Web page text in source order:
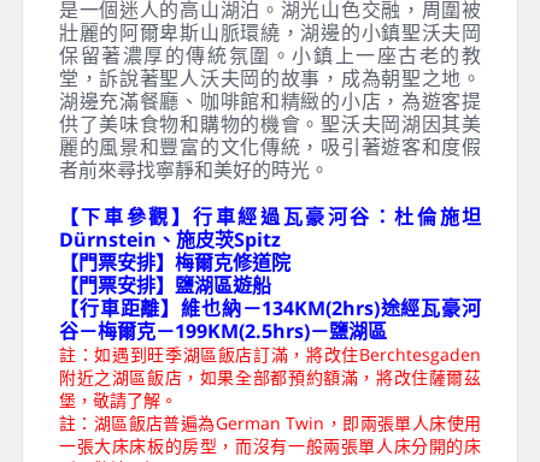
薩爾茲甘馬格特鹽湖區 Salzkammergut
整個鹽湖區由12個大小湖泊串連，像一串美麗的
珍珠，得天獨厚的自然景觀，夏天可從事潛水，
冬天則可滑雪，一年四季有許多遊客來訪，也是
當地人與歐洲人熱愛的休閒渡假勝地。為您安排
聖沃夫岡湖或其他鹽湖區遊船，從不同角度欣賞
鹽湖區與周圍阿爾卑斯山的迷人景色。
註：如遇到鹽湖區遊船因預約額滿或臨時停駛等
請了解。
聖沃夫岡湖 St. Wolfgang
奧地利薩爾茲干馬格特湖區最熱門的度假勝地，
是一個迷人的高山湖泊。湖光山色交融，周圍被
壯麗的阿爾卑斯山脈環繞，湖邊的小鎮聖沃夫岡
保留著濃厚的傳統氛圍。小鎮上一座古老的教
堂，訴說著聖人沃夫岡的故事，成為朝聖之地。
湖邊充滿餐廳、咖啡館和精緻的小店，為遊客提
供了美味食物和購物的機會。聖沃夫岡湖因其美
麗的風景和豐富的文化傳統，吸引著遊客和度假